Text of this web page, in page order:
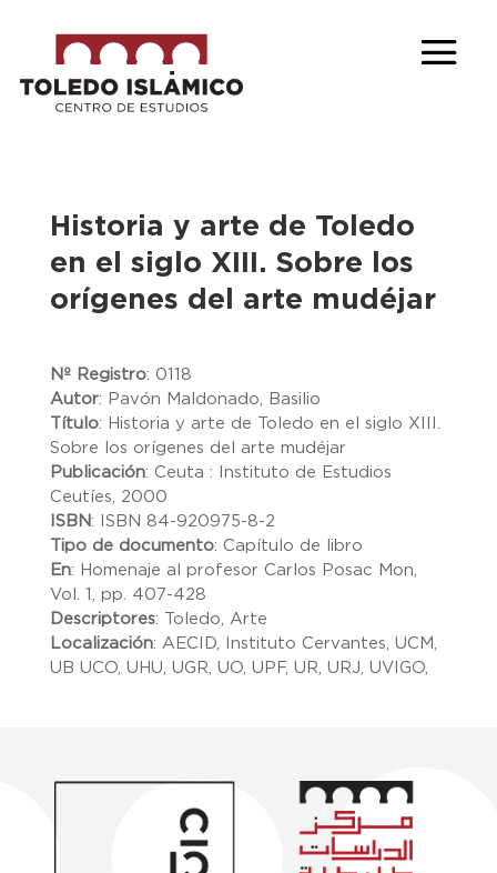
Historia y arte de Toledo
en el siglo XIII. Sobre los
orígenes del arte mudéjar
Nº Registro: 0118
Autor: Pavón Maldonado, Basilio
Título: Historia y arte de Toledo en el siglo XIII.
Sobre los orígenes del arte mudéjar
Publicación: Ceuta : Instituto de Estudios
Ceutíes, 2000
ISBN:
ISBN 84-920975-8-2
Tipo de documento: Capítulo de libro
En: Homenaje al profesor Carlos Posac Mon,
Vol. 1, pp. 407-428
Descriptores:
Toledo, Arte
Localización: AECID, Instituto Cervantes, UCM,
UB UCO, UHU, UGR, UO, UPF, UR, URJ, UVIGO,